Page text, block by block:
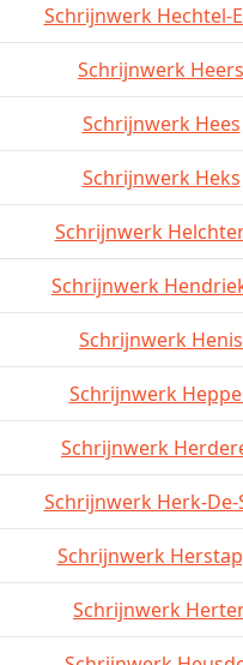
Schrijnwerk Hechtel-
Schrijnwerk Heers
Schrijnwerk Hees
Schrijnwerk Heks
Schrijnwerk
Schrijnwerk
Schrijnwerk Henis
Schrijnwerk
Schrijnwerk
Schrijnwerk Herk-De-
Schrijnwerk
Schrijnwerk